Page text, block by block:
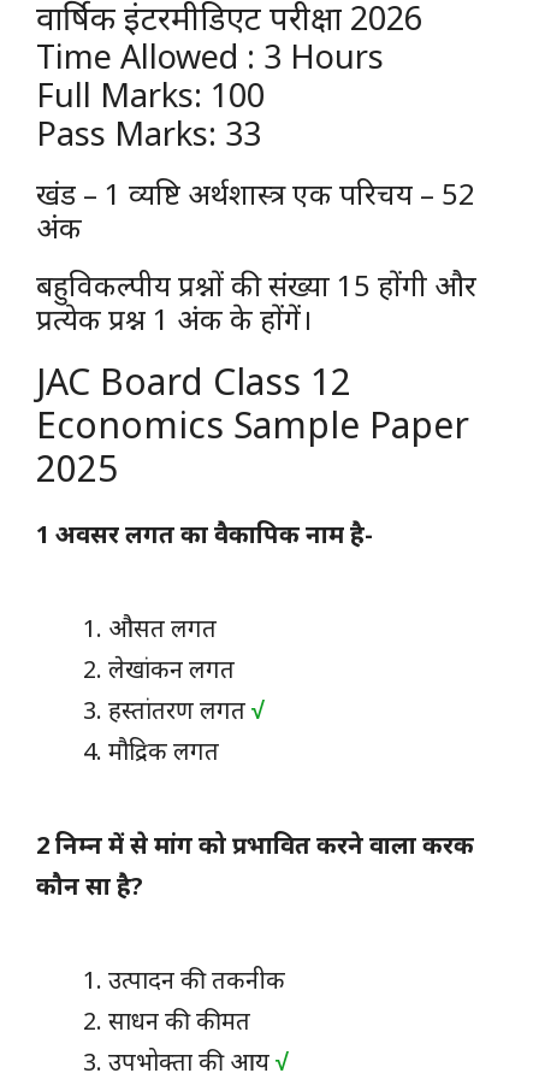
वार्षिक इंटरमीडिएट परीक्षा 2026
Time Allowed : 3 Hours
Full Marks: 100
Pass Marks: 33
खंड – 1 व्यष्टि अर्थशास्त्र एक परिचय – 52
अंक
बहुविकल्पीय प्रश्नों की संख्या 15 होंगी और
प्रत्येक प्रश्न 1 अंक के होंगें।
JAC Board Class 12
Economics Sample Paper
2025
1 अवसर लगत का वैकापिक नाम है-
औसत लगत
लेखांकन लगत
हस्तांतरण लगत√
मौद्रिक लगत
2 निम्न में से मांग को प्रभावित करने वाला करक
कौन सा है?
उत्पादन की तकनीक
साधन की कीमत
उपभोक्ता की आय√